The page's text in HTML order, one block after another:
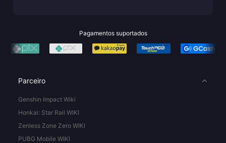
Pagamentos suportados
Parceiro
Genshin Impact Wiki
Honkai: Star Rail WIKI
Zenless Zone Zero WIKI
PUBG Mobile WIKI